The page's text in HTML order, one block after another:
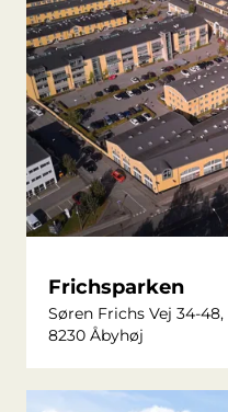
Frichsparken
Søren Frichs Vej 34-48,
8230 Åbyhøj